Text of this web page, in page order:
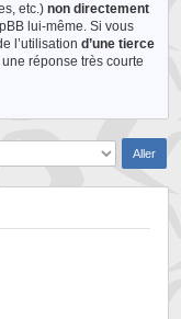
etc.)non directement
lui-même. Si vous
l’utilisationd’une tierce
réponse très courte